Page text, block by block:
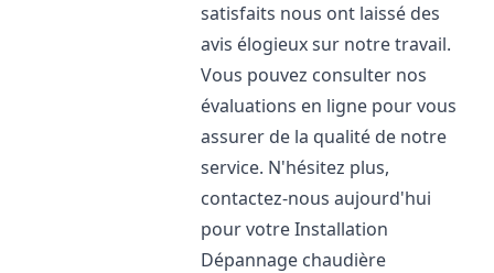
satisfaits nous ont laissé des
avis élogieux sur notre travail.
Vous pouvez consulter nos
évaluations en ligne pour vous
assurer de la qualité de notre
service. N'hésitez plus,
contactez-nous aujourd'hui
pour votre Installation
Dépannage chaudière